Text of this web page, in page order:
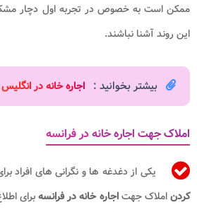
ممکن است به خصوص در تجربه اول دچار
این روند آشنا نباشند.
بیشتر بخوانید : اجاره خانه در انگلیس​
املاک جهت اجاره خانه در فرانسه
یکی از دغدغه ها و نگرانی های افراد
کردناملاک جهتاجاره خانه در فرانسهبرای